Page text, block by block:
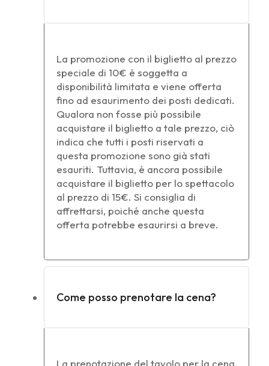
La promozione con il biglietto al prezzo
speciale di 10€ è soggetta a
disponibilità limitata e viene offerta
fino ad esaurimento dei posti dedicati.
Qualora non fosse più possibile
acquistare il biglietto a tale prezzo, ciò
indica che tutti i posti riservati a
questa promozione sono già stati
esauriti. Tuttavia, è ancora possibile
acquistare il biglietto per lo spettacolo
al prezzo di 15€. Si consiglia di
affrettarsi, poiché anche questa
offerta potrebbe esaurirsi a breve.
Come posso prenotare la cena?
La prenotazione del tavolo per la cena